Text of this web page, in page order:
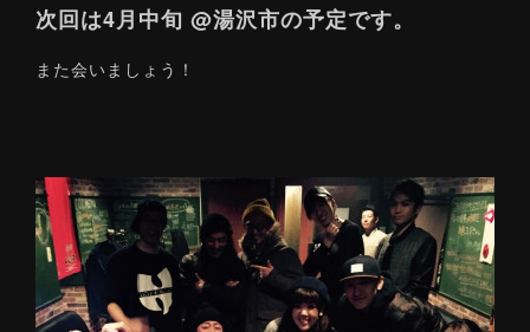
次回は4月中旬 @湯沢市の予定です。
また会いましょう！